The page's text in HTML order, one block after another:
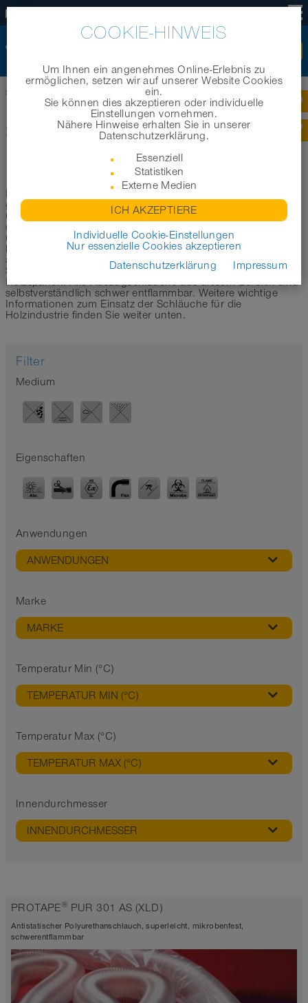
Startseite Branchenbereiche |
SCHLÄUCHE FÜR DIE
HOLZBEARBEITUNG
In diesem Bereich möchten wir Sie bei der Auswahl des
geeigneten Schlauchs zum Einsatz in der Holzbearbeitung
unterstützen. Im Folgenden haben wir eine erste Auswahl
der geeignetsten Schläuche zur Holzstaubabsaugung aus
unserem Schlauchsortiment für Sie zusammengestellt. Die
hier aufgeführten Produkte eignen sich für die Verwendung
an CNC-Maschinen, Sägen, Holzbearbeitungsmaschinen,
Schleifmaschinen und zur Absaugung von Holzstaub und
Holzspänen. Alle Absaugschläuche aus diesem Bereich sind
selbstverständlich schwer entflammbar. Weitere wichtige
Informationen zum Einsatz der Schläuche für die
Holzindustrie finden Sie weiter unten.
Filter
Medium
Eigenschaften
Anwendungen
ANWENDUNGEN
Marke
MARKE
Temperatur Min (°C)
TEMPERATUR MIN (°C)
Temperatur Max (°C)
TEMPERATUR MAX (°C)
Innendurchmesser
INNENDURCHMESSER
PROTAPE® PUR 301 AS (XLD)
Antistatischer Polyurethanschlauch, superleicht, mikrobenfest,
schwerentflammbar
COOKIE-HINWEIS
Um Ihnen ein angenehmes Online-Erlebnis zu
ermöglichen, setzen wir auf unserer Website Cookies
ein.
Sie können dies akzeptieren oder individuelle
Einstellungen vornehmen.
Nähere Hinweise erhalten Sie in unserer
Datenschutzerklärung.
Essenziell
Statistiken
Externe Medien
ICH AKZEPTIERE
Individuelle Cookie-Einstellungen
Nur essenzielle Cookies akzeptieren
Datenschutzerklärung
Impressum